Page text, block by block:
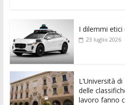
e
b
o
o
k
itt
er
ai
l s
p
I dilemmi
23 luglio 2026
L’Università
delle
lavoro fanno